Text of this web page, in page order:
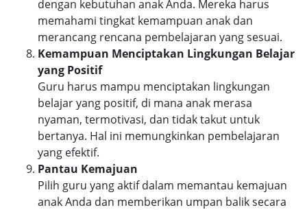
dengan kebutuhan anak Anda. Mereka harus
memahami tingkat kemampuan anak dan
merancang rencana pembelajaran yang sesuai.
Kemampuan Menciptakan Lingkungan Belajar
yang Positif
Guru harus mampu menciptakan lingkungan
belajar yang positif, di mana anak merasa
nyaman, termotivasi, dan tidak takut untuk
bertanya. Hal ini memungkinkan pembelajaran
yang efektif.
Pantau Kemajuan
Pilih guru yang aktif dalam memantau kemajuan
anak Anda dan memberikan umpan balik secara